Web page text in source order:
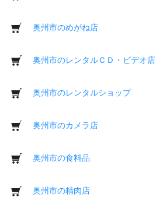
奥州市のめがね店
奥州市のレンタルＣＤ・ビデオ店
奥州市のレンタルショップ
奥州市のカメラ店
奥州市の食料品
奥州市の精肉店